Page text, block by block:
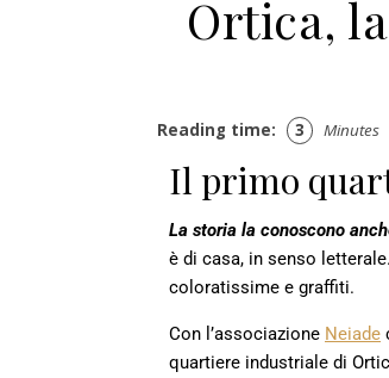
Ortica,
Reading time: 3 Minutes
Il primo
La storia la conoscono
è di casa, in senso
coloratissime e graffiti.
Con l’associazione Neiade
quartiere industriale di